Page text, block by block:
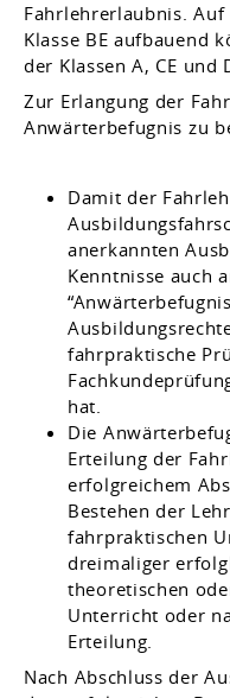
Fahrlehrerlaubnis.
Klasse BE aufbauend
der Klassen A, CE und
Zur Erlangung der
Anwärterbefugnis zu
Damit der
anerkannten
Kenntnisse auch
fahrpraktische
hat.
Die
Erteilung der
erfolgreichem
Bestehen der
fahrpraktischen
dreimaliger
theoretischen
Unterricht oder
Erteilung.
Nach Abschluss der